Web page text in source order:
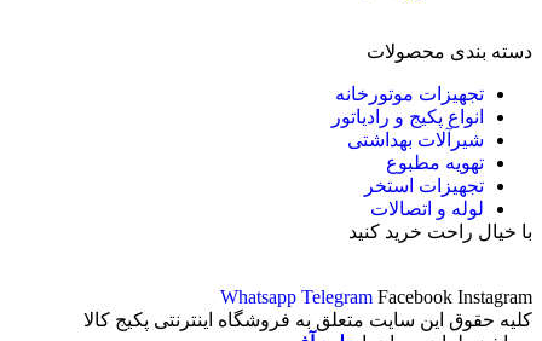
دسته بندی محصولات
تجهیزات موتورخانه
انواع پکیج و رادیاتور
شیرآلات بهداشتی
تهویه مطبوع
تجهیزات استخر
لوله و اتصالات
با خیال راحت خرید کنید
Whatsapp Telegram Facebook Instagram
کلیه حقوق این سایت متعلق به فروشگاه اینترنتی پکیج کالا